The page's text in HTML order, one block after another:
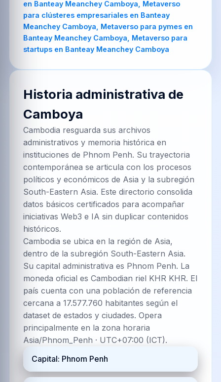
Historia administrativa de
Camboya
Cambodia resguarda sus archivos
administrativos y memoria histórica en
instituciones de Phnom Penh. Su trayectoria
contemporánea se articula con los procesos
políticos y económicos de Asia y la subregión
South-Eastern Asia. Este directorio consolida
datos básicos certificados para acompañar
iniciativas Web3 e IA sin duplicar contenidos
históricos.
Cambodia se ubica en la región de Asia,
dentro de la subregión South-Eastern Asia.
Su capital administrativa es Phnom Penh. La
moneda oficial es Cambodian riel KHR KHR. El
país cuenta con una población de referencia
cercana a 17.577.760 habitantes según el
dataset de estados y ciudades. Opera
principalmente en la zona horaria
Asia/Phnom_Penh · UTC+07:00 (ICT).
Capital: Phnom Penh